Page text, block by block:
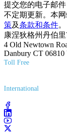
提交您的电子邮
不定期更新。本网
策及条款和条件。
康涅狄格州丹伯
4 Old Newtown
Danbury CT 06810
Toll Free
International